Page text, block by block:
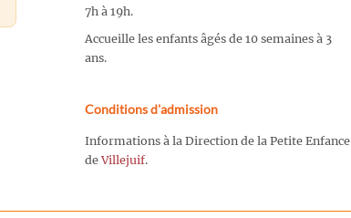
7h à 19h.
Accueille les enfants âgés de 10 semaines à 3
ans.
Conditions d'admission
Informations à la Direction de la Petite Enfance
deVillejuif.